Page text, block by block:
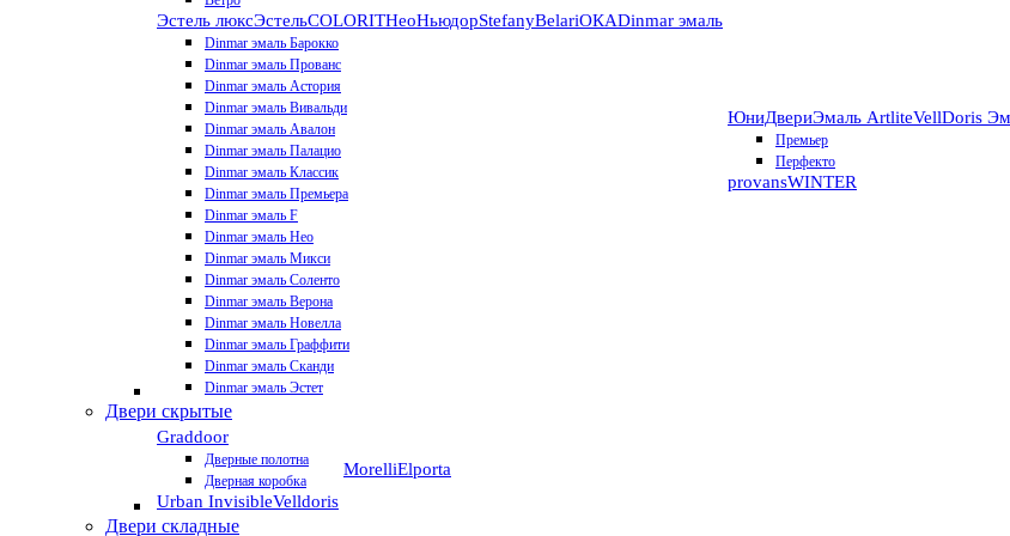
Эстель люксЭстельCOLORITНеоНьюдорStefanyBelariОКАDinmar эмаль
Dinmar эмаль Барокко
Dinmar эмаль Прованс
Dinmar эмаль Астория
Dinmar эмаль Вивальди
Dinmar эмаль Авалон
Dinmar эмаль Палацио
Dinmar эмаль Классик
Dinmar эмаль Премьера
Dinmar эмаль F
Dinmar эмаль Нео
Dinmar эмаль Микси
Dinmar эмаль Соленто
Dinmar эмаль Верона
Dinmar эмаль Новелла
Dinmar эмаль Граффити
Dinmar эмаль Сканди
Dinmar эмаль Эстет
ЮниДвериЭмаль ArtliteVellDoris
Премьер
Перфекто
provansWINTER
Двери скрытые
Graddoor
Дверные полотна
Дверная коробка
Urban InvisibleVelldoris
MorelliElporta
Двери складные